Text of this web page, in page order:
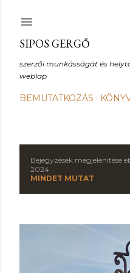
SIPOS GERGŐ
szerzői munkásságát és
weblap
BEMUTATKOZÁS
e
j
Bejegyzések megjelenítése
2024
MINDET MUTAT